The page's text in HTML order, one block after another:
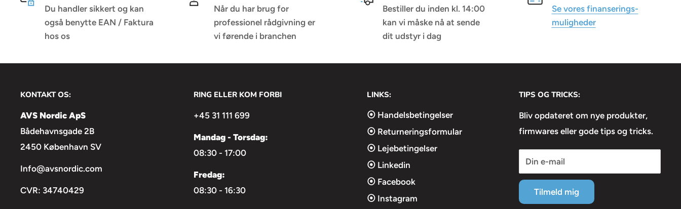
the large 4K studios that request brighter panel lights comparing to HD
studios, to reproduce more HDR details.
output with no fan or louver, to provide a silent video production
environment.
Du handler sikkert og kan
også benytte EAN / Faktura
hos os
Når du har brug for
professionel rådgivning er
vi førende i branchen
Bestiller du inden kl. 14:00
kan vi måske nå at sende
dit udstyr i dag
Se vores finanserings-
muligheder
KONTAKT OS:
AVS Nordic ApS
Bådehavnsgade 2B
2450 København SV
Info@avsnordic.com
CVR: 34740429
RING ELLER KOM FORBI
+45 31 111 699
Mandag - Torsdag:
08:30 - 17:00
Fredag:
08:30 - 16:30
LINKS:
⦿ Handelsbetingelser
⦿ Returneringsformular
⦿ Lejebetingelser
⦿ Linkedin
⦿ Facebook
⦿ Instagram
TIPS OG TRICKS:
Bliv opdateret om nye produkter,
firmwares eller gode tips og tricks.
Din e-mail
Tilmeld mig